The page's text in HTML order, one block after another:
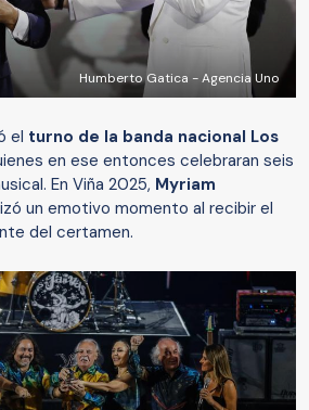
Humberto Gatica - Agencia Uno
el turno de la banda nacional Los
en ese entonces celebraran seis
En Viña 2025, Myriam
un emotivo momento al recibir el
del certamen.